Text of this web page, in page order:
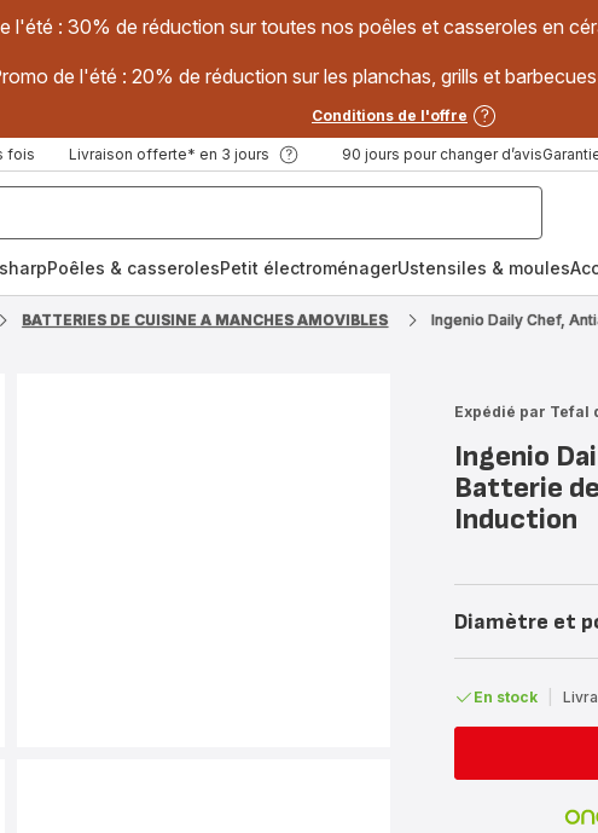
l'été : 30% de réduction sur toutes nos poêles et casseroles en
de l'été : 20% de réduction sur les planchas, grills et
Conditions de l'offre
fois Livraison offerte* en 3 jours 90 jours pour changer d’avis
Poêles & casserolesPetit électroménagerUstensiles & moules
BATTERIES DE CUISINE A MANCHES AMOVIBLES Ingenio Daily Chef,
Expédié par Tefal
Ingenio
Batterie
Induction
Diamètre et
En stock